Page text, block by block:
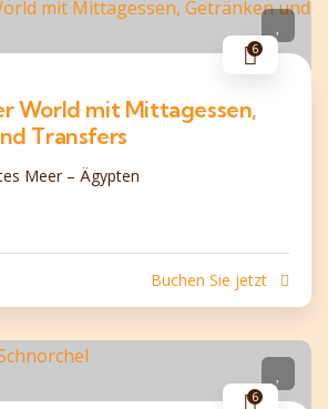
6
World mit Mittagessen,
Transfers
Meer – Ägypten
Buchen Sie jetzt
6